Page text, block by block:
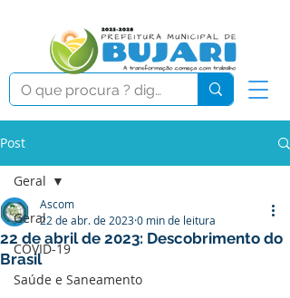
Post
Geral
COVID-19
Saúde e Saneamento
Geral
22 de abril de 2023: Descobrimento do
Brasil
Ascom
22 de abr. de 20230 min de leitura